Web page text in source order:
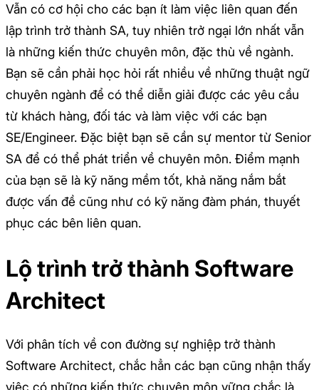
Vẫn có cơ hội cho các bạn ít làm việc liên quan đến
lập trình trở thành SA, tuy nhiên trở ngại lớn nhất vẫn
là những kiến thức chuyên môn, đặc thù về ngành.
Bạn sẽ cần phải học hỏi rất nhiều về những thuật ngữ
chuyên ngành để có thể diễn giải được các yêu cầu
từ khách hàng, đối tác và làm việc với các bạn
SE/Engineer. Đặc biệt bạn sẽ cần sự mentor từ Senior
SA để có thể phát triển về chuyên môn. Điểm mạnh
của bạn sẽ là kỹ năng mềm tốt, khả năng nắm bắt
được vấn đề cũng như có kỹ năng đàm phán, thuyết
phục các bên liên quan.
Lộ trình trở thành Software
Architect
Với phân tích về con đường sự nghiệp trở thành
Software Architect, chắc hẳn các bạn cũng nhận thấy
việc có những kiến thức chuyên môn vững chắc là